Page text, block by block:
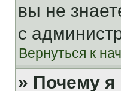
вы не
с
Вернуться к
» Почему я